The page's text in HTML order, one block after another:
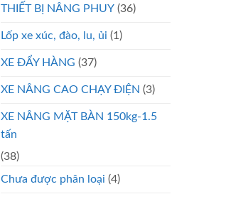
THIẾT BỊ NÂNG PHUY (36)
Lốp xe xúc, đào, lu, ủi (1)
XE ĐẨY HÀNG (37)
XE NÂNG CAO CHẠY ĐIỆN (3)
XE NÂNG MẶT BÀN 150kg-1.5
tấn
(38)
Chưa được phân loại (4)